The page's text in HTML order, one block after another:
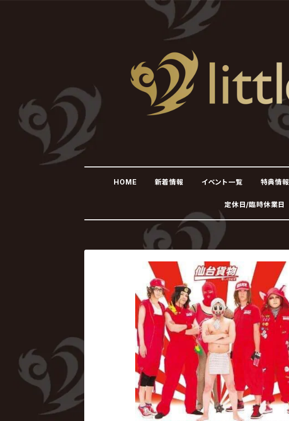
HOME 新着情報 イベント一覧 特典情報
定休日/臨時休業日